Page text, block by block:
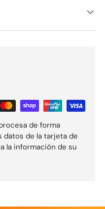
de forma
datos de la tarjeta de
la información de su